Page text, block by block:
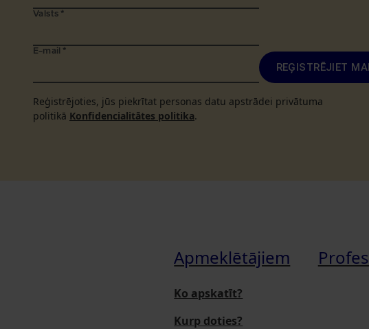
Valsts *
E-mail *
REĢISTRĒJIET
Reģistrējoties, jūs piekrītat personas datu apstrādei privātuma
politikā Konfidencialitātes politika.
Apmeklētājiem
Ko apskatīt?
Kurp doties?